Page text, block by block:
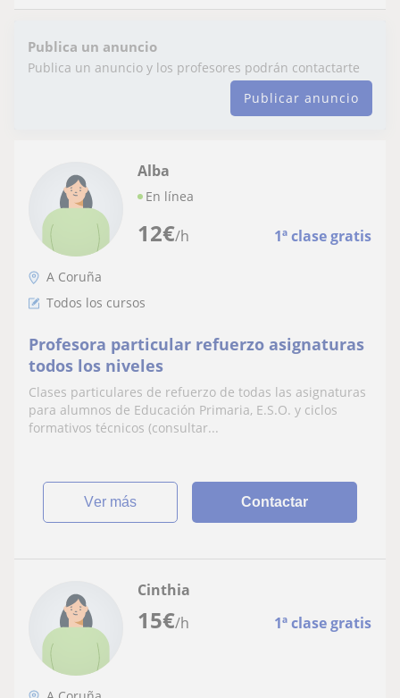
Publica un anuncio
Publica un anuncio y los profesores podrán contactarte
Publicar anuncio
12€/h 1ª clase gratis
Alba
En línea
A Coruña
Todos los cursos
Profesora particular refuerzo asignaturas
todos los niveles
Clases particulares de refuerzo de todas las asignaturas
para alumnos de Educación Primaria, E.S.O. y ciclos
formativos técnicos (consultar...
ver más Contactar
15€/h 1ª clase gratis
Cinthia